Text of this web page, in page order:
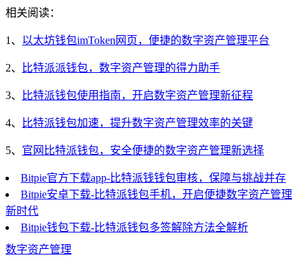
相关阅读：
1、 以太坊钱包imToken网页，便捷的数字资产管理平台
2、 比特派派钱包，数字资产管理的得力助手
3、 比特派钱包使用指南，开启数字资产管理新征程
4、 比特派钱包加速，提升数字资产管理效率的关键
5、 官网比特派钱包，安全便捷的数字资产管理新选择
Bitpie官方下载app-比特派钱钱包审核，保障与挑战并存
Bitpie安卓下载-比特派钱包手机，开启便捷数字资产管理
新时代
Bitpie钱包下载-比特派钱包多签解除方法全解析
数字资产管理